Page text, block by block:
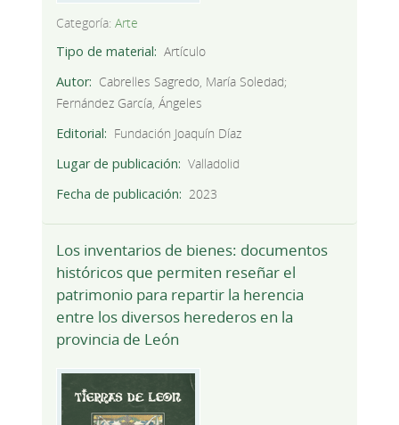
Categoría: Arte
Tipo de material
Artículo
Autor
Cabrelles Sagredo, María Soledad;
Fernández García, Ángeles
Editorial
Fundación Joaquín Díaz
Lugar de publicación
Valladolid
Fecha de publicación
2023
Los inventarios de bienes: documentos
históricos que permiten reseñar el
patrimonio para repartir la herencia
entre los diversos herederos en la
provincia de León